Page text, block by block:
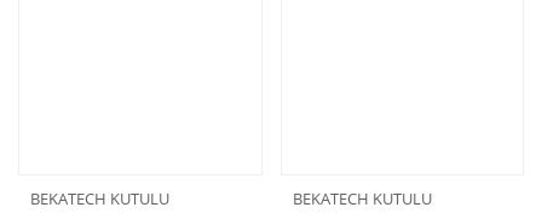
BEKATECH KUTULU
BEKATECH KUTULU